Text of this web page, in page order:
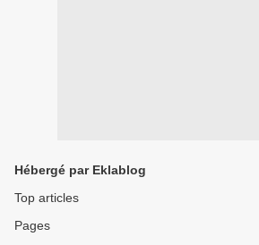
Hébergé par Eklablog
Top articles
Pages